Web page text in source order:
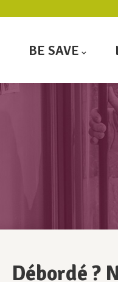
BE SAVE
Débordé ?